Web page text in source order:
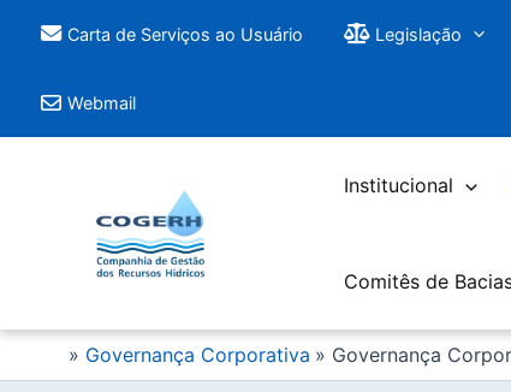
conteúdo
Carta de Serviços ao Usuário Legislação
Webmail
Institucional
Comitês de
Governança Corporativa Governança